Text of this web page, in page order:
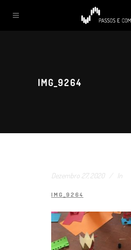
IMG_9264
Dezembro 27, 2020 In
IMG_9264